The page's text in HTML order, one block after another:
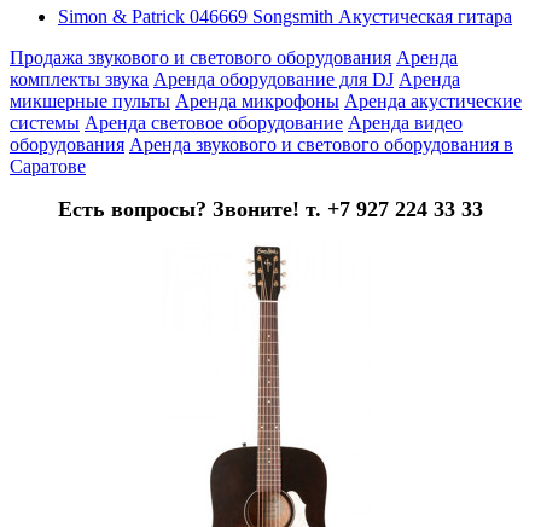
Simon & Patrick 046669 Songsmith Акустическая гитара
Продажа звукового и светового оборудования Аренда
комплекты звука Аренда оборудование для DJ Аренда
микшерные пульты Аренда микрофоны Аренда акустические
системы Аренда световое оборудование Аренда видео
оборудования Аренда звукового и светового оборудования в
Саратове
Есть вопросы? Звоните! т. +7 927 224 33 33